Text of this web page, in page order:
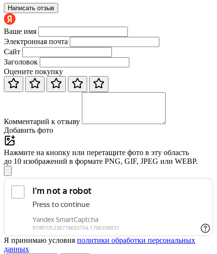
Написать отзыв
Ваше имя
Электронная почта
Сайт
Заголовок
Оцените покупку
Комментарий к отзыву
Добавить фото
Нажмите на кнопку или перетащите фото в эту область
до 10 изображений в формате PNG, GIF, JPEG или WEBP.
Я принимаю условия политики обработки персональных
данных